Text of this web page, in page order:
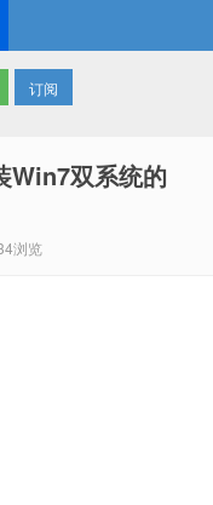
订阅
Win7双系统的
浏览